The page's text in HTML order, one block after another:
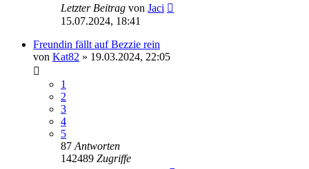
Letzter Beitrag von Jaci
15.07.2024, 18:41
Freundin fällt auf Bezzie rein
von Kat82 » 19.03.2024, 22:05
1
2
3
4
5
87 Antworten
142489 Zugriffe